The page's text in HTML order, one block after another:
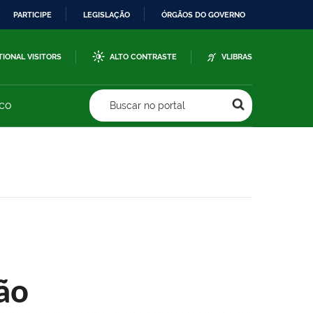
PARTICIPE LEGISLAÇÃO ÓRGÃOS DO GOVERNO
VISITORS ALTO CONTRASTE VLIBRAS
Buscar no portal